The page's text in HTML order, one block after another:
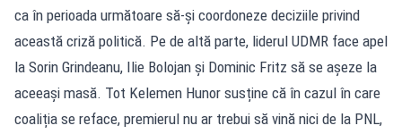
ca în perioada următoare să-și coordoneze deciziile privind
această criză politică. Pe de altă parte, liderul UDMR face apel
la Sorin Grindeanu, Ilie Bolojan și Dominic Fritz să se așeze la
aceeași masă. Tot Kelemen Hunor susține că în cazul în care
coaliția se reface, premierul nu ar trebui să vină nici de la PNL,